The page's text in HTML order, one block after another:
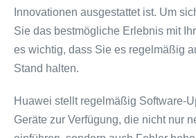
Innovationen ausgestattet ist. Um
Sie das bestmögliche Erlebnis mit
es wichtig, dass Sie es regelmäßig
Stand halten.
Huawei stellt regelmäßig Software-
Geräte zur Verfügung, die nicht nur